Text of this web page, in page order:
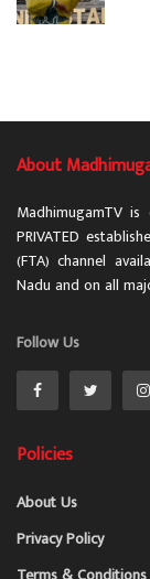
About
MadhimugamTV is
PRIVATED
(FTA) channel
Nadu and on all
Follow Us
Policies
About Us
Privacy Policy